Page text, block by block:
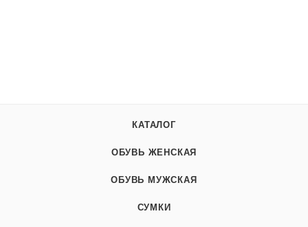
КАТАЛОГ
ОБУВЬ ЖЕНСКАЯ
ОБУВЬ МУЖСКАЯ
СУМКИ